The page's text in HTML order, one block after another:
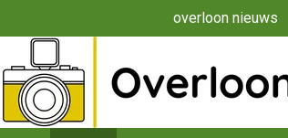
overloon nieuws